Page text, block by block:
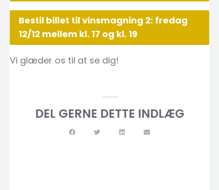
Bestil billet til vinsmagning 2: fredag
12/12 mellem kl. 17 og kl. 19
Vi glæder os til at se dig!
DEL GERNE DETTE INDLÆG